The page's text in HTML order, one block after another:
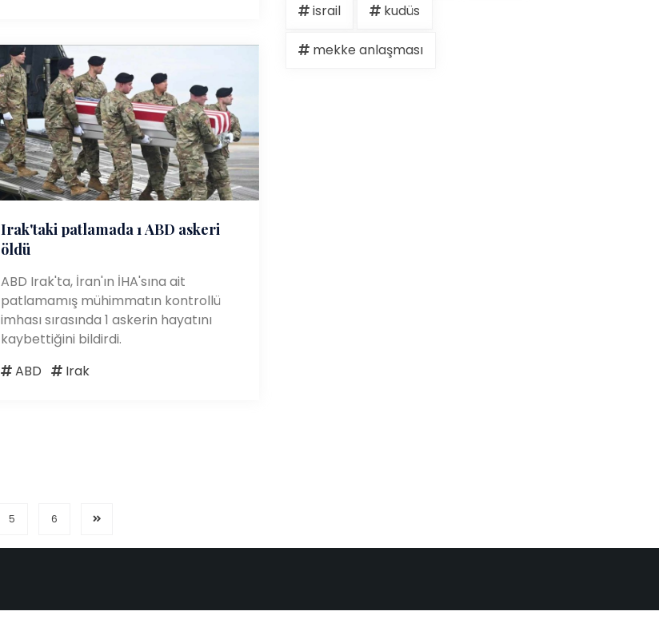
Irak'taki patlamada 1 ABD askeri
öldü
ABD Irak'ta, İran'ın İHA'sına ait
patlamamış mühimmatın kontrollü
imhası sırasında 1 askerin hayatını
kaybettiğini bildirdi.
ABD
Irak
5 6
israil kudüs
mekke anlaşması